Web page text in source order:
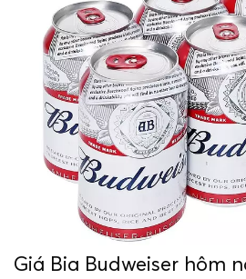
Giá Bia Budweiser hôm